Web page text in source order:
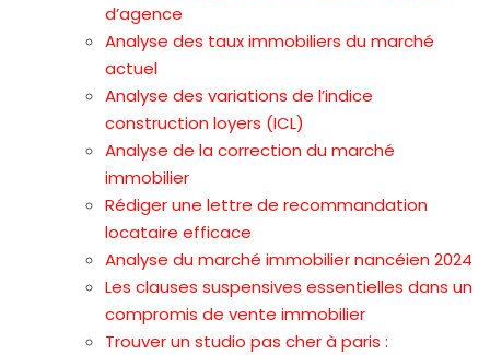
d’agence
Analyse des taux immobiliers du marché
actuel
Analyse des variations de l’indice
construction loyers (ICL)
Analyse de la correction du marché
immobilier
Rédiger une lettre de recommandation
locataire efficace
Analyse du marché immobilier nancéien 2024
Les clauses suspensives essentielles dans un
compromis de vente immobilier
Trouver un studio pas cher à paris :